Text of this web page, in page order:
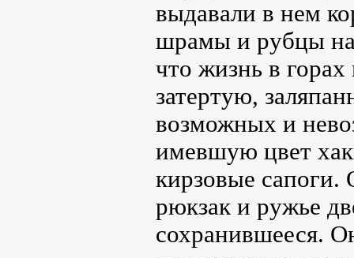
выдавали в нем
шрамы и рубцы на
что жизнь в
затертую,
возможных и
имевшую цвет
кирзовые
рюкзак и ружье
сохранившееся.